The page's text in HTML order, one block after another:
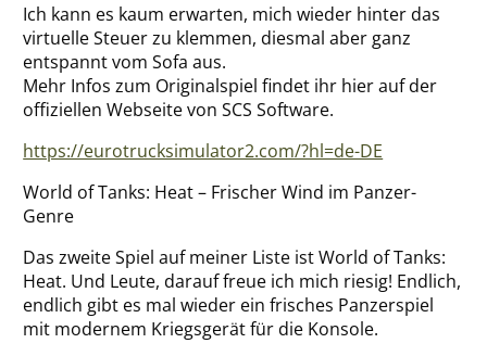
Ich kann es kaum erwarten, mich wieder hinter das
virtuelle Steuer zu klemmen, diesmal aber ganz
entspannt vom Sofa aus.
Mehr Infos zum Originalspiel findet ihr hier auf der
offiziellen Webseite von SCS Software.
https://eurotrucksimulator2.com/?hl=de-DE
World of Tanks: Heat – Frischer Wind im Panzer-
Genre
Das zweite Spiel auf meiner Liste ist World of Tanks:
Heat. Und Leute, darauf freue ich mich riesig! Endlich,
endlich gibt es mal wieder ein frisches Panzerspiel
mit modernem Kriegsgerät für die Konsole.